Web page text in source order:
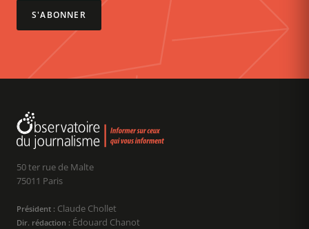
S'ABONNER
50 ter rue de Malte
75011 Paris
Président : Claude Chollet
Dir. rédaction : Édouard Chanot